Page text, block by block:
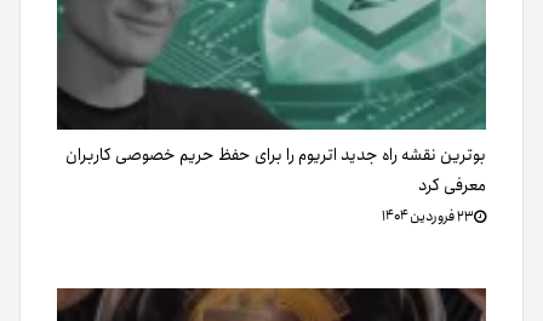
بوترین نقشه راه جدید اتریوم را برای حفظ حریم خصوصی کاربران
معرفی کرد
۲۳ فروردین ۱۴۰۴